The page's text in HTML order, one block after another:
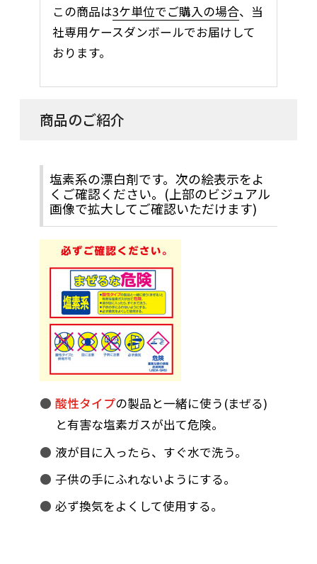
この商品は3ケ単位でご購入の場合、当
社専用ケースダンボールでお届けして
おります。
商品のご紹介
塩素系の漂白剤です。次の絵表示をよ
くご確認ください。(上部のビジュアル
画像で拡大してご確認いただけます)
酸性タイプの製品と一緒に使う(まぜる)
と有害な塩素ガスが出て危険。
液が目に入ったら、すぐ水で洗う。
子供の手にふれないようにする。
必ず換気をよくして使用する。